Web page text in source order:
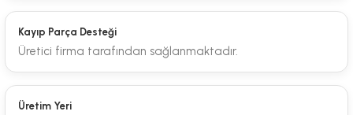
Kayıp Parça Desteği
Üretici firma tarafından sağlanmaktadır.
Üretim Yeri